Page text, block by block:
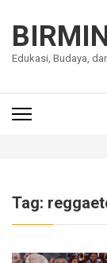
konten
(Tekan
Edukasi, Budaya,
Tag: